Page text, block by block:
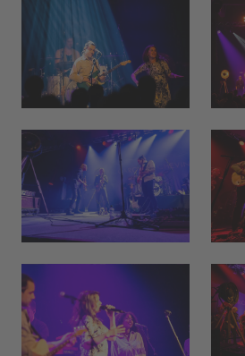
Hallo, ich bin
Dein Assistent für Bildung,
Sport und alles rund um den
MITTAGSMENÜ · MERCATO
Fried Rice mit Sojaprotein
Hit
Selbstwahl
Menu 2
Seelachs in Cornflakes Panade
Mercato
Piazza
Restaurant Baulüüt